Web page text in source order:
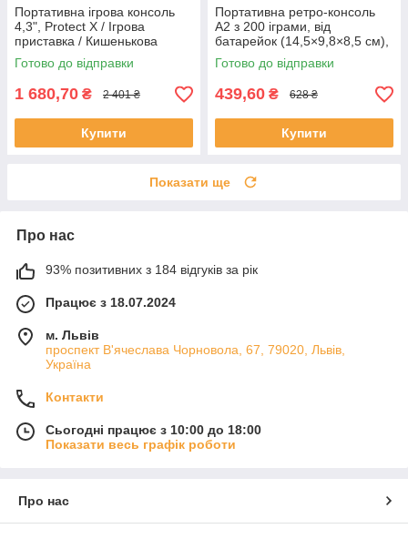
Портативна ігрова консоль
4,3", Protect X / Ігрова
приставка / Кишенькова
ігрова приставка з екраном
Готово до відправки
1 680,70 ₴ 2 401 ₴
Купити
Портативна ретро-консоль
A2 з 200 іграми, від
батарейок (14,5×9,8×8,5 см),
Чорна
Готово до відправки
439,60 ₴ 628 ₴
Купити
Показати ще
Про нас
93% позитивних з 184 відгуків за рік
Працює з 18.07.2024
м. Львів
проспект В'ячеслава Чорновола, 67, 79020, Львів,
Україна
Контакти
Сьогодні працює з 10:00 до 18:00
Показати весь графік роботи
Про нас